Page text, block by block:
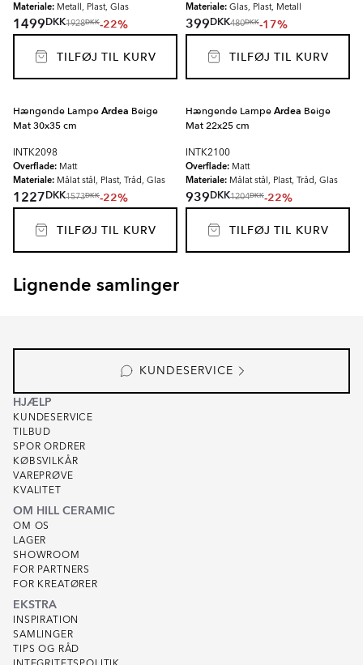
Materiale: Metall, Plast, Glas
1499DKK1928DKK-22%
TILFØJ TIL KURV
Materiale: Glas, Plast, Metall
399DKK480DKK-17%
TILFØJ TIL KURV
Hængende LampeArdea Beige
Mat 30x35 cm
INTK2098
Overflade: Matt
Materiale: Målat stål, Plast, Tråd, Glas
1227DKK1573DKK-22%
TILFØJ TIL KURV
Hængende LampeArdea Beige
Mat 22x25 cm
INTK2100
Overflade: Matt
Materiale: Målat stål, Plast, Tråd, Glas
939DKK1204DKK-22%
TILFØJ TIL KURV
Lignende samlinger
RENOLIA
KUNDESERVICE
HJÆLP
KUNDESERVICE
TILBUD
SPOR ORDRER
KØBSVILKÅR
VAREPRØVE
KVALITET
OM HILL CERAMIC
OM OS
LAGER
SHOWROOM
FOR PARTNERS
FOR KREATØRER
EKSTRA
INSPIRATION
SAMLINGER
TIPS OG RÅD